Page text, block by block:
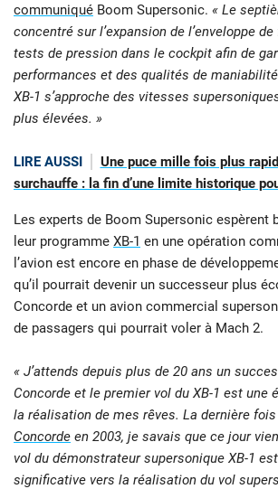
communiqué Boom Supersonic. « Le
concentré sur l’expansion de l’enveloppe
tests de pression dans le cockpit afin de
performances et des qualités de
XB-1 s’approche des vitesses
plus élevées. »
LIRE AUSSI
Une puce mille fois plus
surchauffe : la fin d’une limite historique
Les experts de Boom Supersonic espèrent
leur programme XB-1 en une opération
l’avion est encore en phase de
qu’il pourrait devenir un successeur plus
Concorde et un avion commercial
de passagers qui pourrait voler à Mach 2.
« J’attends depuis plus de 20 ans un
Concorde et le premier vol du XB-1 est une
la réalisation de mes rêves. La dernière fois
Concorde en 2003, je savais que ce jour
vol du démonstrateur supersonique XB-1
significative vers la réalisation du vol